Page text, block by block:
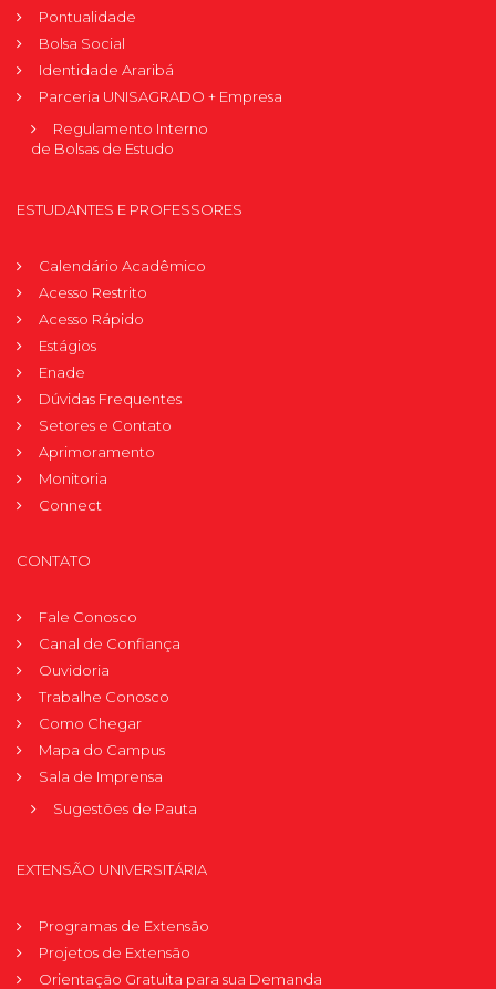
Pontualidade
Bolsa Social
Identidade Araribá
Parceria UNISAGRADO + Empresa
Regulamento Interno
de Bolsas de Estudo
ESTUDANTES E PROFESSORES
Calendário Acadêmico
Acesso Restrito
Acesso Rápido
Estágios
Enade
Dúvidas Frequentes
Setores e Contato
Aprimoramento
Monitoria
Connect
CONTATO
Fale Conosco
Canal de Confiança
Ouvidoria
Trabalhe Conosco
Como Chegar
Mapa do Campus
Sala de Imprensa
Sugestões de Pauta
EXTENSÃO UNIVERSITÁRIA
Programas de Extensão
Projetos de Extensão
Orientação Gratuita para sua Demanda